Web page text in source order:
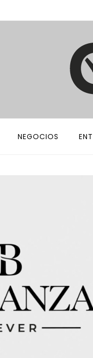
NEGOCIOS